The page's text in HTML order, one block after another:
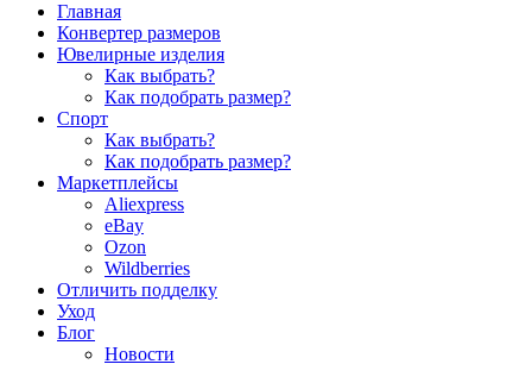
Главная
Конвертер размеров
Ювелирные изделия
Как выбрать?
Как подобрать размер?
Спорт
Как выбрать?
Как подобрать размер?
Маркетплейсы
Aliexpress
eBay
Ozon
Wildberries
Отличить подделку
Уход
Блог
Новости